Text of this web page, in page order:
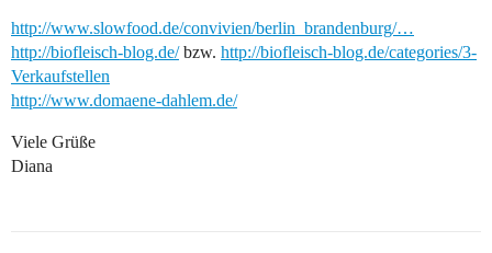
http://www.slowfood.de/convivien/berlin_brandenburg/…
http://biofleisch-blog.de/bzw. http://biofleisch-blog.de/categories/3-
Verkaufstellen
http://www.domaene-dahlem.de/
Viele Grüße
Diana